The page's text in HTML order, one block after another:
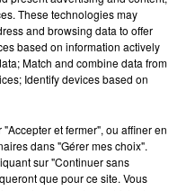
sur la première
la"Sarl Le Pressoir
à Frenelles-en-Vexin),
(cuisses de
sur-Avre), et
de cru, à Gisay-la-
These technologies may
and browsing data to offer
based on information actively
Match and combine data from
Identify devices based on
et fermer", ou affiner en
dans "Gérer mes choix".
sur "Continuer sans
que pour ce site. Vous